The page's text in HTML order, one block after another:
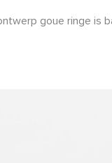
goue ringe